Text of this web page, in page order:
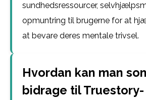
sundhedsressourcer,
opmuntring til brugerne for at
at bevare deres mentale trivsel.
Hvordan kan man
bidrage til Truestory-